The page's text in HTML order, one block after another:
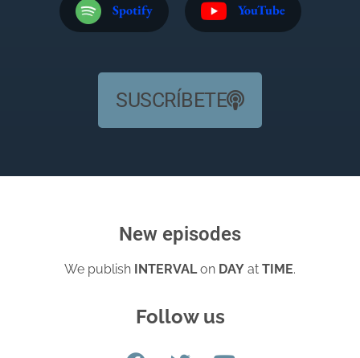
Spotify YouTube
SUSCRÍBETE
New episodes
We publish INTERVALon DAY at TIME.
Follow us